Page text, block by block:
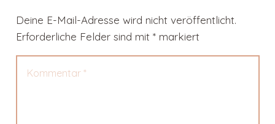
Deine E-Mail-Adresse wird nicht veröffentlicht.
Erforderliche Felder sind mit *markiert